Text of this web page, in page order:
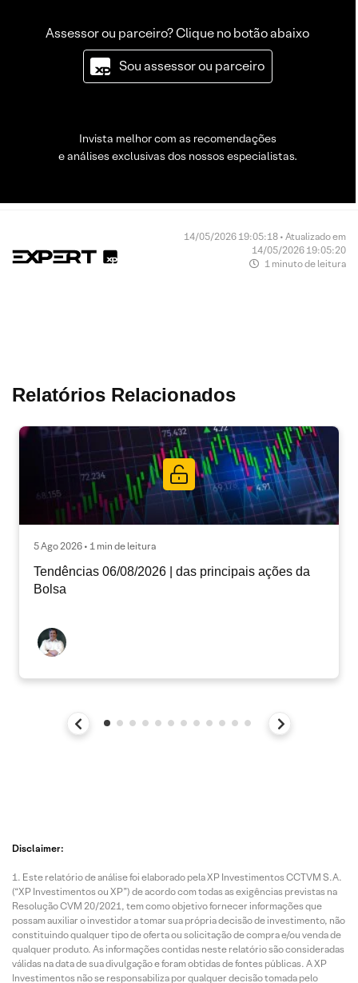
Assessor ou parceiro? Clique no botão abaixo
Sou assessor ou parceiro
Invista melhor com as recomendações
e análises exclusivas dos nossos especialistas.
14/05/2026 19:05:18 • Atualizado em
14/05/2026 19:05:20
1 minuto de leitura
Relatórios Relacionados
5 Ago 2026 • 1 min de leitura
Tendências 06/08/2026 | das principais ações da
Bolsa
Disclaimer:
Este relatório de análise foi elaborado pela XP Investimentos CCTVM S.A.
(“XP Investimentos ou XP”) de acordo com todas as exigências previstas na
Resolução CVM 20/2021, tem como objetivo fornecer informações que
possam auxiliar o investidor a tomar sua própria decisão de investimento, não
constituindo qualquer tipo de oferta ou solicitação de compra e/ou venda de
qualquer produto. As informações contidas neste relatório são consideradas
válidas na data de sua divulgação e foram obtidas de fontes públicas. A XP
Investimentos não se responsabiliza por qualquer decisão tomada pelo